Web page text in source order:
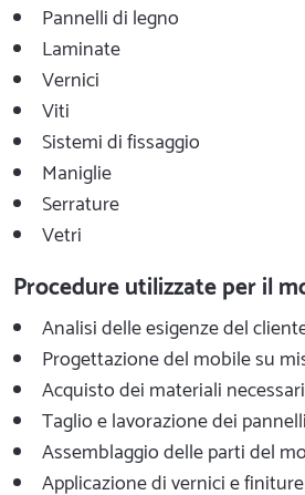
Pannelli di legno
Laminate
Vernici
Viti
Sistemi di fissaggio
Maniglie
Serrature
Vetri
Procedure utilizzate per il
Analisi delle esigenze del
Progettazione del mobile su
Acquisto dei materiali necessari
Taglio e lavorazione dei
Assemblaggio delle parti del
Applicazione di vernici e finiture